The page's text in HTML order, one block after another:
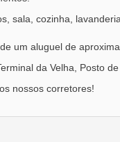
sala, cozinha,
um aluguel de
da Velha, Posto
nossos corretores!